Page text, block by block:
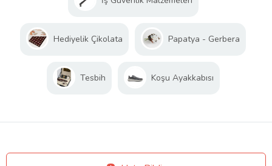
Hediyelik Çikolata Papatya - Gerbera
Tesbih Koşu Ayakkabısı